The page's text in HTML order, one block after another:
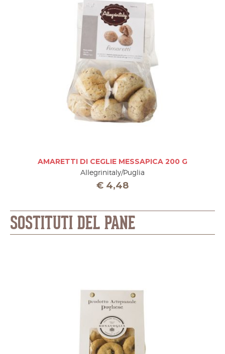
AMARETTI DI CEGLIE MESSAPICA 200 G
Allegrinitaly/Puglia
€ 4,48
SOSTITUTI DEL PANE